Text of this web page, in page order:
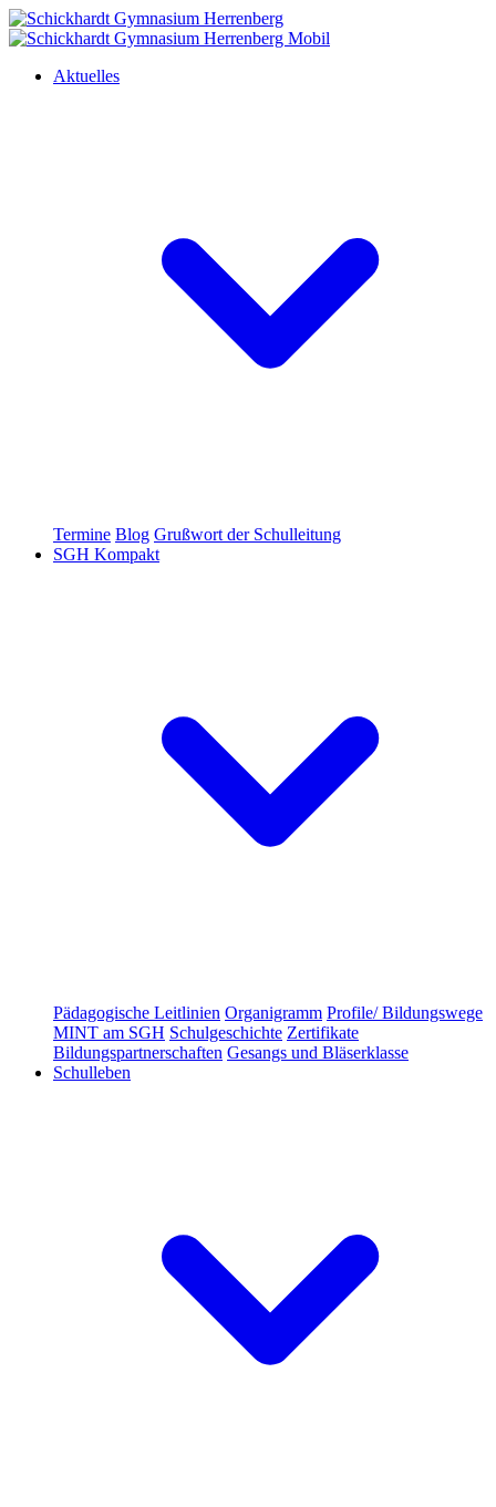
Aktuelles
Termine Blog Grußwort der Schulleitung
SGH Kompakt
Pädagogische Leitlinien Organigramm Profile/ Bildungswege
MINT am SGH Schulgeschichte Zertifikate
Bildungspartnerschaften Gesangs und Bläserklasse
Schulleben